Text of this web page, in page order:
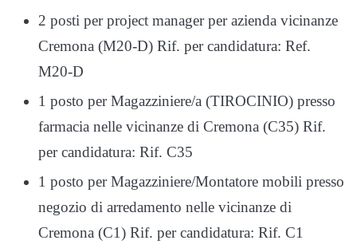
2 posti per project manager per azienda vicinanze
Cremona (M20-D) Rif. per candidatura: Ref.
M20-D
1 posto per Magazziniere/a (TIROCINIO) presso
farmacia nelle vicinanze di Cremona (C35) Rif.
per candidatura: Rif. C35
1 posto per Magazziniere/Montatore mobili presso
negozio di arredamento nelle vicinanze di
Cremona (C1) Rif. per candidatura: Rif. C1